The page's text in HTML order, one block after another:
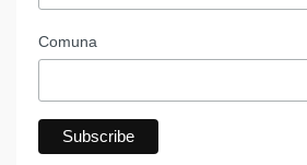
Comuna